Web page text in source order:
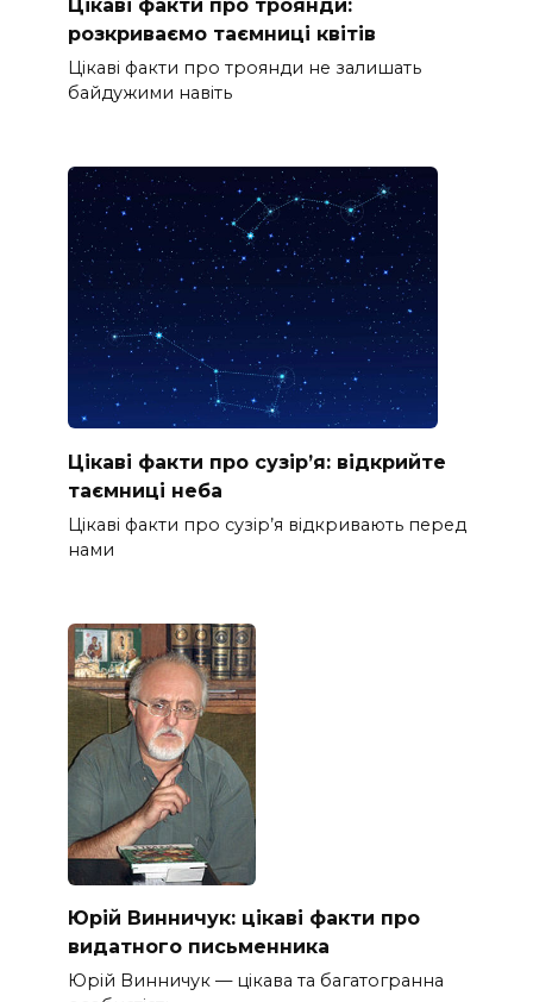
Цікаві факти про троянди:
розкриваємо таємниці квітів
Цікаві факти про троянди не залишать
байдужими навіть
Цікаві факти про сузір’я: відкрийте
таємниці неба
Цікаві факти про сузір’я відкривають перед
нами
Юрій Винничук: цікаві факти про
видатного письменника
Юрій Винничук — цікава та багатогранна